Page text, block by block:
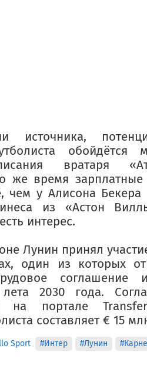
источника,
обойдётся
вратаря
же время
чем у Алисона
из «Астон
интерес.
Лунин принял
один из которых
соглашение
2030 года.
на портале
составляет € 15
Sport #Интер #Лунин